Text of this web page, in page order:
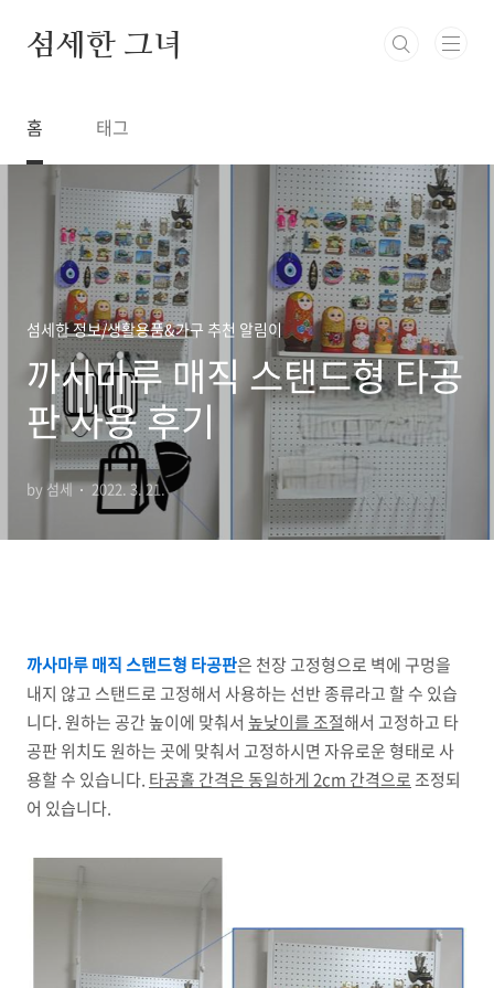
섬세한 그녀
홈 태그
섬세한 정보/생활용품&가구 추천 알림이
까사마루 매직 스탠드형 타공
판 사용 후기
by 섬세 2022. 3. 21.
까사마루 매직 스탠드형 타공판은 천장 고정형으로 벽에 구멍을
내지 않고 스탠드로 고정해서 사용하는 선반 종류라고 할 수 있습
니다. 원하는 공간 높이에 맞춰서 높낮이를 조절해서 고정하고 타
공판 위치도 원하는 곳에 맞춰서 고정하시면 자유로운 형태로 사
용할 수 있습니다. 타공홀 간격은 동일하게 2cm 간격으로조정되
어 있습니다.